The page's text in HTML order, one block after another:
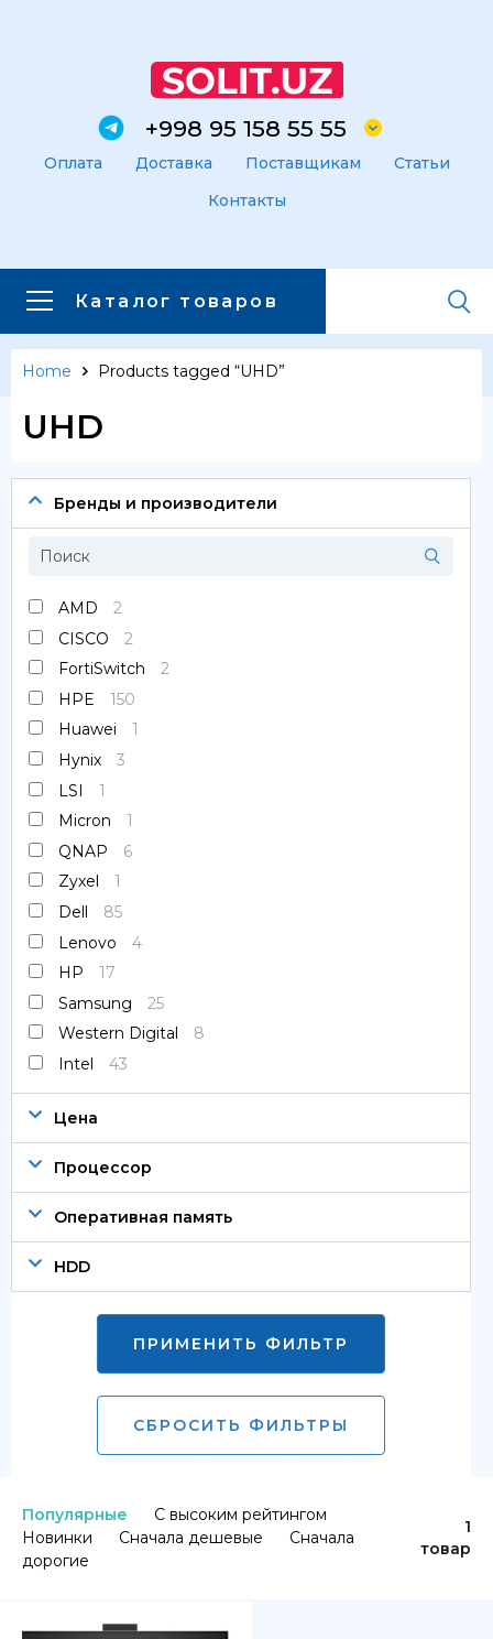
+998 95 158 55 55
Оплата Доставка Поставщикам
Статьи
Контакты
Каталог товаров
Каталог товаров
Сервера
Системы хранения данных
Серверные комплектующие
Оперативная память
SAS диски
SATA диски
Блоки питания
Коммутаторы
Home Products tagged “UHD”
UHD
Бренды и производители
AMD
2
CISCO
2
FortiSwitch
2
HPE
150
Huawei
1
Hynix
3
LSI
1
Micron
1
QNAP
6
Zyxel
1
Dell
85
Lenovo
4
HP
17
Samsung
25
Western Digital
8
Intel
43
Цена
Процессор
Оперативная память
HDD
ПРИМЕНИТЬ ФИЛЬТР
СБРОСИТЬ ФИЛЬТРЫ
1
товар
Популярные
С высоким рейтингом
Новинки
Сначала дешевые
Сначала
дорогие